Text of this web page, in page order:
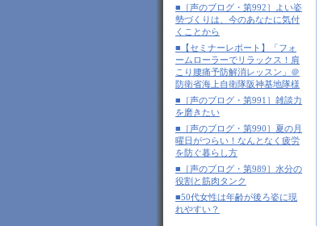
■［声のブログ・第992］よい姿
勢づくりは、今のあなたに気付
くことから
■【セミナーレポート】「フォ
ームローラーでリラックス！肩
こり腰痛予防解消レッスン」＠
防衛省海上自衛隊阪神基地隊様
■［声のブログ・第991］雑談力
を磨きたい
■［声のブログ・第990］夏の月
曜日がつらい！なんとなく疲労
を防ぐ暮らし方
■［声のブログ・第989］水分の
役割と筋肉タンク
■50代女性は年齢が後ろ姿に現
れやすい？